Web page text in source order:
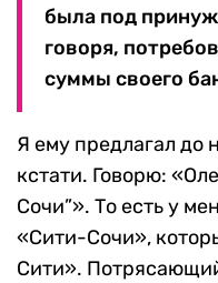
была под
говоря,
суммы своего
Я ему предлагал до
кстати. Говорю:
Сочи”». То есть у
«Сити-Сочи»,
Сити».